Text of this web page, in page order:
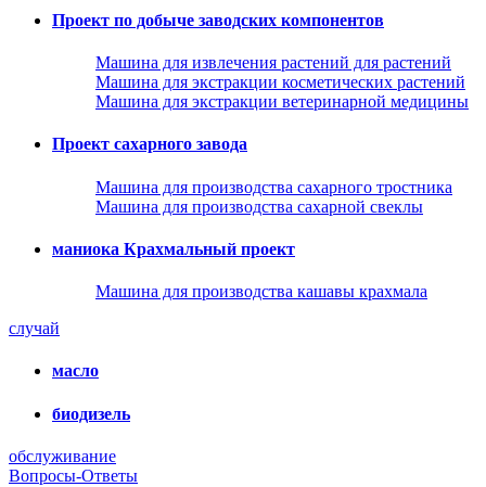
Проект по добыче заводских компонентов
Машина для извлечения растений для растений
Машина для экстракции косметических растений
Машина для экстракции ветеринарной медицины
Проект сахарного завода
Машина для производства сахарного тростника
Машина для производства сахарной свеклы
маниока Крахмальный проект
Машина для производства кашавы крахмала
случай
масло
биодизель
обслуживание
Вопросы-Ответы